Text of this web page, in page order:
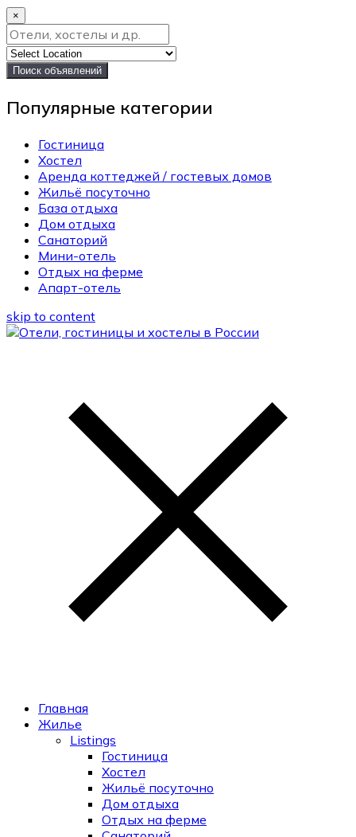
×
Поиск объявлений
Популярные категории
Гостиница
Хостел
Аренда коттеджей / гостевых домов
Жильё посуточно
База отдыха
Дом отдыха
Санаторий
Мини-отель
Отдых на ферме
Апарт-отель
skip to content
Главная
Жилье
Listings
Гостиница
Хостел
Жильё посуточно
Дом отдыха
Отдых на ферме